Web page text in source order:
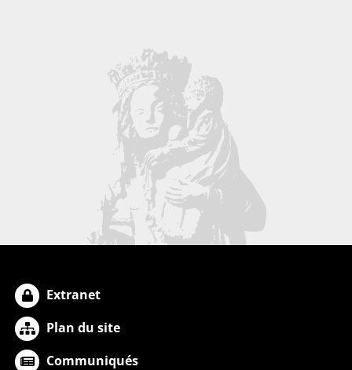
Extranet
Plan du site
Communiqués